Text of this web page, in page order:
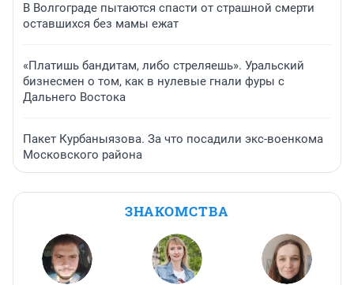
В Волгограде пытаются спасти от страшной смерти
оставшихся без мамы ежат
«Платишь бандитам, либо стреляешь». Уральский
бизнесмен о том, как в нулевые гнали фуры с
Дальнего Востока
Пакет Курбаныязова. За что посадили экс-военкома
Московского района
ЗНАКОМСТВА